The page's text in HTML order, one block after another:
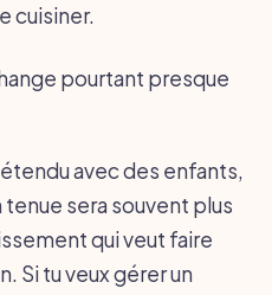
cuisiner.
pourtant presque
avec des enfants,
sera souvent plus
qui veut faire
Si tu veux gérer un